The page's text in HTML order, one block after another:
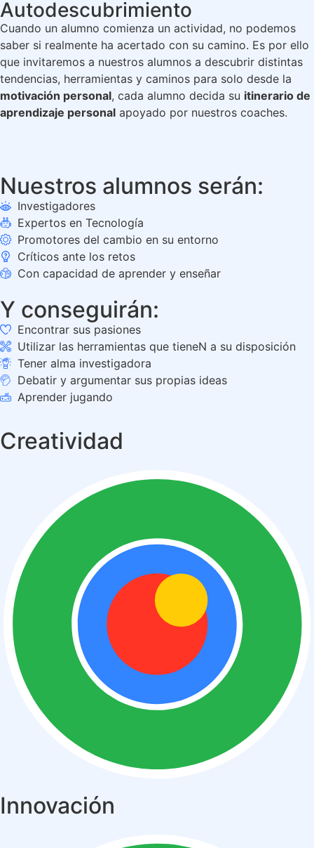
Autodescubrimiento
Cuando un alumno comienza un actividad, no podemos
saber si realmente ha acertado con su camino. Es por ello
que invitaremos a nuestros alumnos a descubrir distintas
tendencias, herramientas y caminos para solo desde la
motivación personal, cada alumno decida su itinerario de
aprendizaje personal apoyado por nuestros coaches.
Nuestros alumnos serán:
Investigadores
Expertos en Tecnología
Promotores del cambio en su entorno
Críticos ante los retos
Con capacidad de aprender y enseñar
Y conseguirán:
Encontrar sus pasiones
Utilizar las herramientas que tieneN a su disposición
Tener alma investigadora
Debatir y argumentar sus propias ideas
Aprender jugando
Creatividad
Innovación